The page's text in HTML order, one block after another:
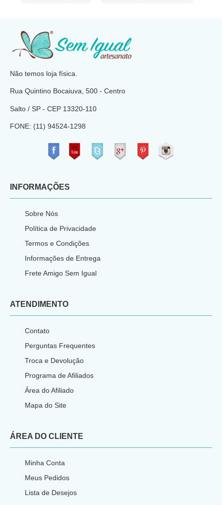
Não temos loja física.
Rua Quintino Bocaiuva, 500 - Centro
Salto / SP - CEP 13320-110
FONE: (11) 94524-1298
INFORMAÇÕES
Sobre Nós
Política de Privacidade
Termos e Condições
Informações de Entrega
Frete Amigo Sem Igual
ATENDIMENTO
Contato
Perguntas Frequentes
Troca e Devolução
Programa de Afiliados
Área do Afiliado
Mapa do Site
ÁREA DO CLIENTE
Minha Conta
Meus Pedidos
Lista de Desejos